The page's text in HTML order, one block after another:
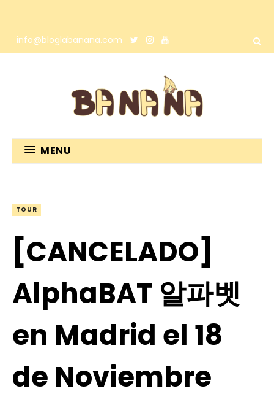
info@bloglabanana.com
MENU
TOUR
[CANCELADO]
AlphaBAT 알파벳
en Madrid el 18
de Noviembre